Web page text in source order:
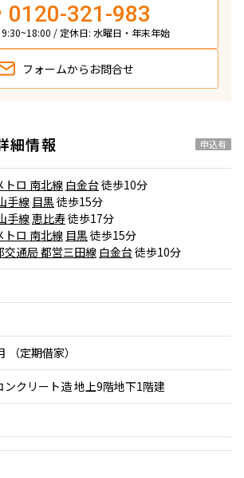
0120-321-983
/ 定休日: 水曜日・年末年始
フォームから お問合せ
細情報 申込有
トロ 南北線 白金台徒歩10分
手線 目黒徒歩15分
手線恵比寿徒歩17分
トロ 南北線 目黒徒歩15分
交通局 都営三田線 白金台徒歩10分
（定期借家）
ンクリート造 地上9階地下1階建